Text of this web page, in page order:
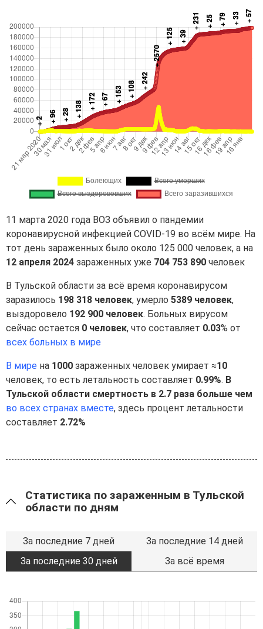
11 марта 2020 года ВОЗ объявил о пандемии
коронавирусной инфекцией COVID-19 во всём мире. На
тот день зараженных было около 125 000 человек, а на
12 апреля 2024 зараженных уже 704 753 890 человек
В Тульской области за всё время коронавирусом
заразилось 198 318 человек, умерло 5389 человек,
выздоровело 192 900 человек. Больных вирусом
сейчас остается 0 человек, что составляет 0.03% от
всех больных в мире
В мире на 1000 зараженных человек умирает ≈10
человек, то есть летальность составляет 0.99%. В
Тульской области смертность в 2.7 раза больше чем
во всех странах вместе, здесь процент летальности
составляет 2.72%
Статистика по зараженным в Тульской
области по дням
За последние 7 дней
За последние 14 дней
За последние 30 дней
За всё время